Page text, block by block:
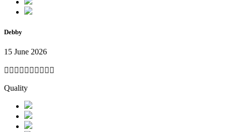
Debby
15 June 2026
👍🏼👍🏼👍🏼👍🏼👍🏼
Quality